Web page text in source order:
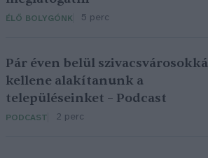
ÉLŐ BOLYGÓNK 5 perc
Pár éven belül szivacsvárosokká
kellene alakítanunk a
településeinket – Podcast
PODCAST 2 perc